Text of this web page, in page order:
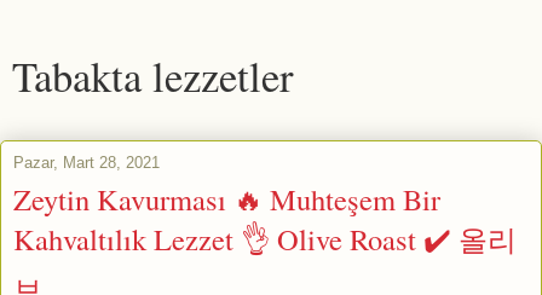
Tabakta lezzetler
Pazar, Mart 28, 2021
Zeytin Kavurması 🔥 Muhteşem Bir
Kahvaltılık Lezzet 👌 Olive Roast ✔️ 올리